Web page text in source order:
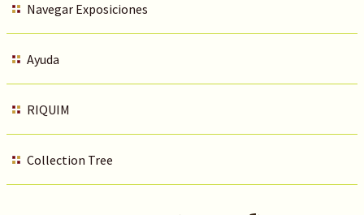
Navegar Exposiciones
Ayuda
RIQUIM
Collection Tree